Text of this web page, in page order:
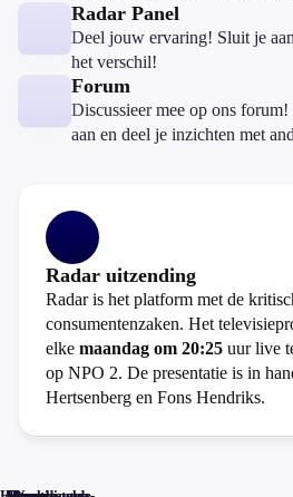
Radar Panel
Deel jouw ervaring! Sluit je
het verschil!
Forum
Discussieer mee op ons
aan en deel je inzichten met
Radar uitzending
Radar is het platform met de
consumentenzaken. Het
elke maandag om 20:25 uur live
op NPO 2. De presentatie is in
Hertsenberg en Fons Hendriks.